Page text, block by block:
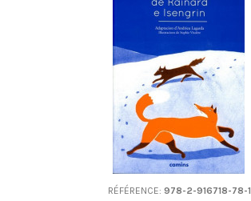
RÉFÉRENCE: 978-2-916718-78-1